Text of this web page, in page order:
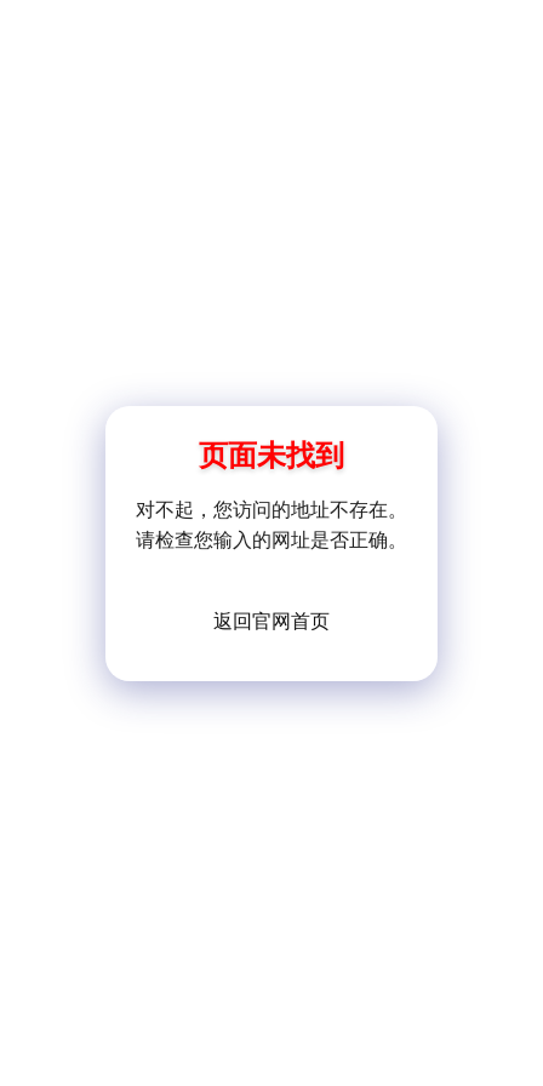
页面未找到
对不起，您访问的地址不存在。
请检查您输入的网址是否正确。
返回官网首页